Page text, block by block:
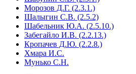
Морозов Д.Г. (2.3.1.)
Шалыгин С.В. (2.5.2)
Шабельник Ю.А. (2.5.10.)
Забегайло И.В. (2.2.13.)
Кропачев Д.Ю. (2.2.8.)
Хмара И.С.
Мунько С.Н.